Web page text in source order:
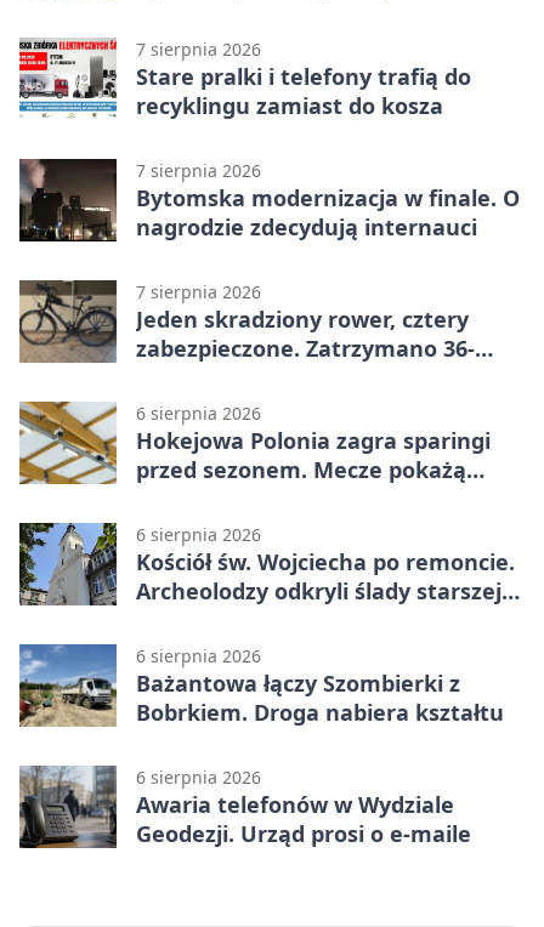
7 sierpnia 2026
Stare pralki i telefony trafią do
recyklingu zamiast do kosza
7 sierpnia 2026
Bytomska modernizacja w finale. O
nagrodzie zdecydują internauci
7 sierpnia 2026
Jeden skradziony rower, cztery
zabezpieczone. Zatrzymano 36-
6 sierpnia 2026
Hokejowa Polonia zagra sparingi
przed sezonem. Mecze pokażą
6 sierpnia 2026
Kościół św. Wojciecha po remoncie.
Archeolodzy odkryli ślady starszej
6 sierpnia 2026
Bażantowa łączy Szombierki z
Bobrkiem. Droga nabiera kształtu
6 sierpnia 2026
Awaria telefonów w Wydziale
Geodezji. Urząd prosi o e-maile